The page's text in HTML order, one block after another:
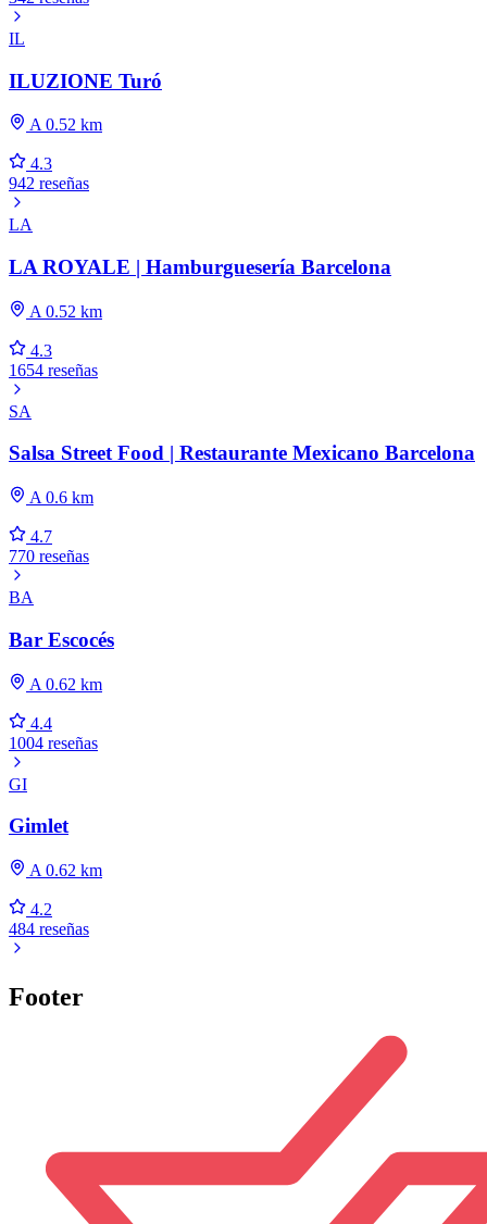
IL
ILUZIONE Turó
A 0.52 km
4.3
942 reseñas
LA
LA ROYALE | Hamburguesería Barcelona
A 0.52 km
4.3
1654 reseñas
SA
Salsa Street Food | Restaurante Mexicano Barcelona
A 0.6 km
4.7
770 reseñas
BA
Bar Escocés
A 0.62 km
4.4
1004 reseñas
GI
Gimlet
A 0.62 km
4.2
484 reseñas
Footer